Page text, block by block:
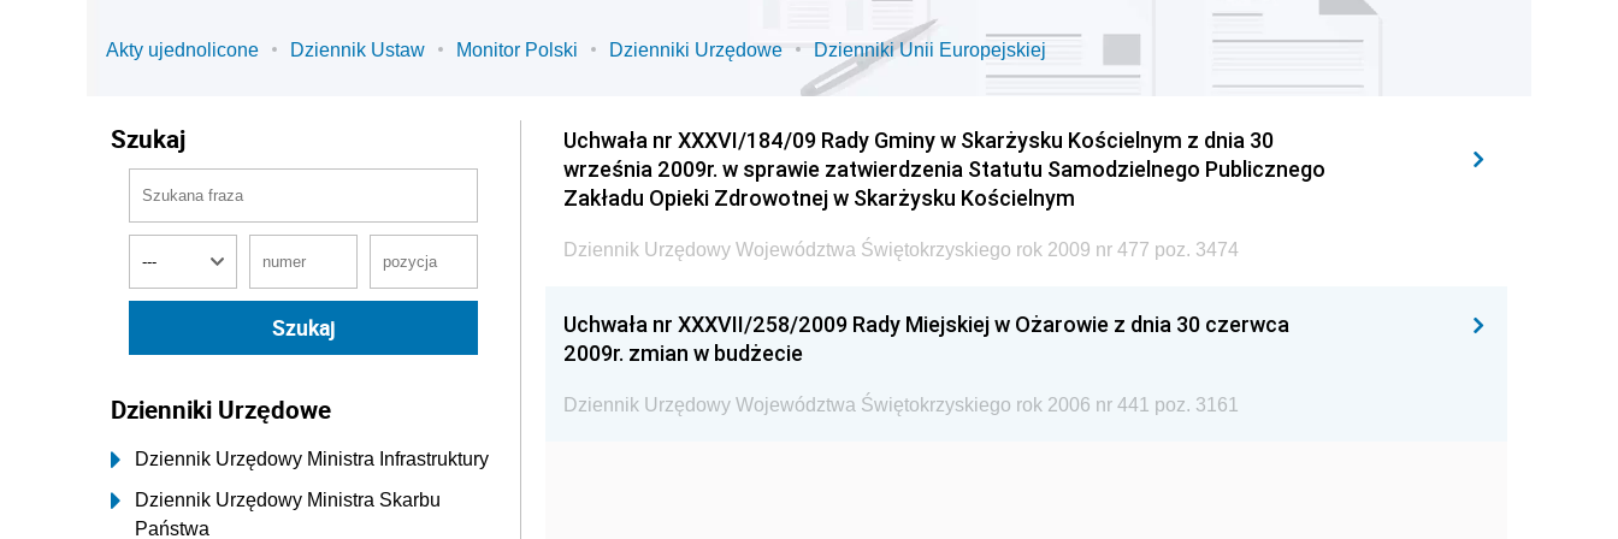
Akty ujednolicone Dziennik Ustaw Monitor Polski Dzienniki Urzędowe Dzienniki Unii Europejskiej
Szukaj
Dzienniki Urzędowe
Dziennik Urzędowy Ministra Infrastruktury
Dziennik Urzędowy Ministra Skarbu
Państwa
Uchwała nr XXXVI/184/09 Rady Gminy w Skarżysku Kościelnym z dnia 30
września 2009r. w sprawie zatwierdzenia Statutu Samodzielnego Publicznego
Zakładu Opieki Zdrowotnej w Skarżysku Kościelnym
Dziennik Urzędowy Województwa Świętokrzyskiego rok 2009 nr 477 poz. 3474
Uchwała nr XXXVII/258/2009 Rady Miejskiej w Ożarowie z dnia 30 czerwca
2009r. zmian w budżecie
Dziennik Urzędowy Województwa Świętokrzyskiego rok 2006 nr 441 poz. 3161